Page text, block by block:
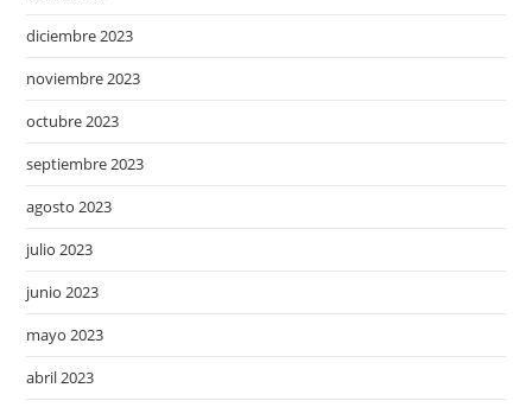
diciembre 2023
noviembre 2023
octubre 2023
septiembre 2023
agosto 2023
julio 2023
junio 2023
mayo 2023
abril 2023